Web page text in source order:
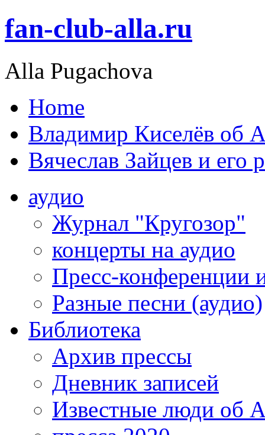
fan-club-alla.ru
Alla Pugachova
Home
Владимир Киселёв об
Вячеслав Зайцев и его
аудио
Журнал "Кругозор"
концерты на аудио
Пресс-конференции
Разные песни (аудио)
Библиотека
Архив прессы
Дневник записей
Известные люди об